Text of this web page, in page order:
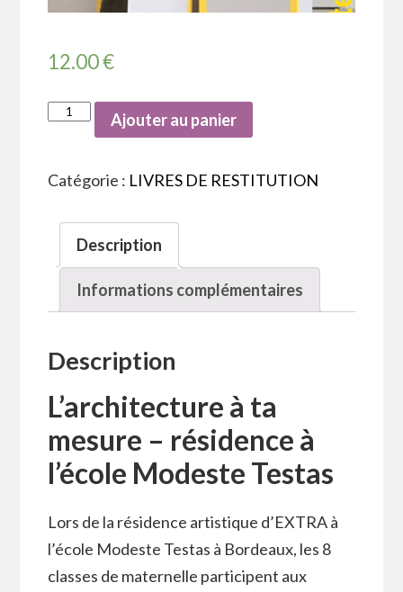
12.00€
Ajouter au panier
Catégorie : LIVRES DE RESTITUTION
Description
Informations complémentaires
Description
L’architecture à ta
mesure – résidence à
l’école Modeste Testas
Lors de la résidence artistique d’EXTRA à
l’école Modeste Testas à Bordeaux, les 8
classes de maternelle participent aux